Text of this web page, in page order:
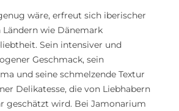
wäre, erfreut sich iberischer
Ländern wie Dänemark
Sein intensiver und
Geschmack, sein
und seine schmelzende Textur
Delikatesse, die von Liebhabern
geschätzt wird. Bei Jamonarium